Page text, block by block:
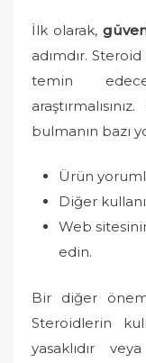
İlk olarak,
adımdır.
temin
bulmanın bazı
Ürün
Diğer
Web
edin.
Bir diğer
Steroidlerin
yasaklıdır